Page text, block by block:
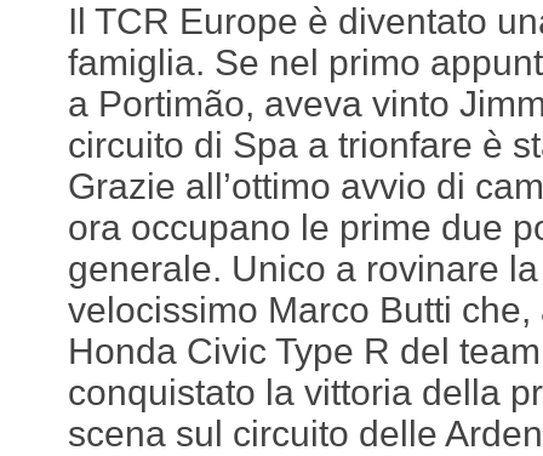
Il TCR Europe è diventato
famiglia. Se nel primo
a Portimão, aveva vinto
circuito di Spa a trionfare è
Grazie all’ottimo avvio di
ora occupano le prime due
generale. Unico a rovinare
velocissimo Marco Butti
Honda Civic Type R del
conquistato la vittoria della
scena sul circuito delle